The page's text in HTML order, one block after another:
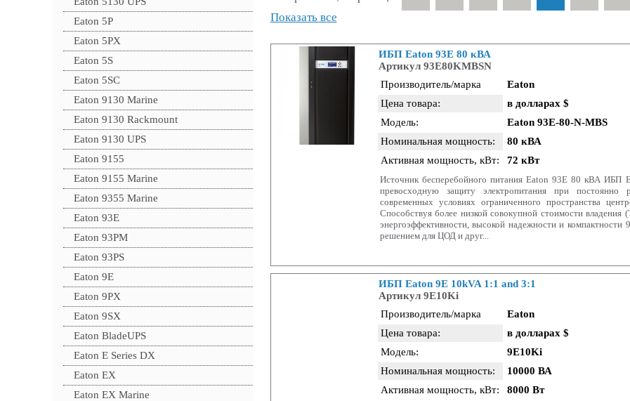
Показать все
ИБП Eaton 93Е 80 кВА
Артикул 93Е80KMBSN
Производитель/марка
Eaton
Цена товара:
в долларах $
Модель:
Eaton 93E-80-N-MBS
Номинальная мощность:
80 кВА
Активная мощность, кВт:
72 кВт
Источник бесперебойного питания Eaton 93Е 80 кВА ИБП
превосходную защиту электропитания при постоянно
современных условиях ограниченного пространства
Способствуя более низкой совокупной стоимости владения
энергоэффективности, высокой надежности и компактности
решением для ЦОД и друг...
ИБП Eaton 9E 10kVA 1:1 and 3:1
Артикул 9E10Ki
Производитель/марка
Eaton
Цена товара:
в долларах $
Модель:
9E10Ki
Номинальная мощность:
10000 ВА
Активная мощность, кВт:
8000 Вт
Eaton 5P
Eaton 5PX
Eaton 5S
Eaton 5SC
Eaton 9130 Marine
Eaton 9130 Rackmount
Eaton 9130 UPS
Eaton 9155
Eaton 9155 Marine
Eaton 9355 Marine
Eaton 93E
Eaton 93PM
Eaton 93PS
Eaton 9E
Eaton 9PX
Eaton 9SX
Eaton BladeUPS
Eaton E Series DX
Eaton EX
Eaton EX Marine